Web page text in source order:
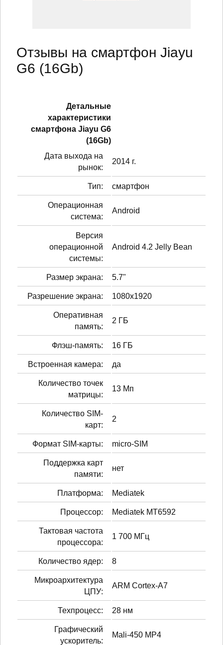
Отзывы на смартфон Jiayu
G6 (16Gb)
Детальные
характеристики
смартфонa Jiayu G6
(16Gb)
Дата выхода на
рынок:
2014 г.
Тип: смартфон
Операционная
система:
Android
Версия
операционной
системы:
Android 4.2 Jelly Bean
Размер экрана: 5.7"
Разрешение экрана: 1080x1920
Оперативная
память:
2 ГБ
Флэш-память: 16 ГБ
Встроенная камера: да
Количество точек
матрицы:
13 Мп
Количество SIM-
карт:
2
Формат SIM-карты: micro-SIM
Поддержка карт
памяти:
нет
Платформа: Mediatek
Процессор: Mediatek MT6592
Тактовая частота
процессора:
1 700 МГц
Количество ядер: 8
Микроархитектура
ЦПУ:
ARM Cortex-A7
Техпроцесс: 28 нм
Графический
ускоритель:
Mali-450 MP4